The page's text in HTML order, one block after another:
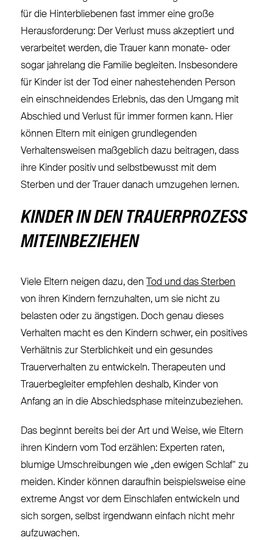
für die Hinterbliebenen fast immer eine große
Herausforderung: Der Verlust muss akzeptiert und
verarbeitet werden, die Trauer kann monate- oder
sogar jahrelang die Familie begleiten. Insbesondere
für Kinder ist der Tod einer nahestehenden Person
ein einschneidendes Erlebnis, das den Umgang mit
Abschied und Verlust für immer formen kann. Hier
können Eltern mit einigen grundlegenden
Verhaltensweisen maßgeblich dazu beitragen, dass
ihre Kinder positiv und selbstbewusst mit dem
Sterben und der Trauer danach umzugehen lernen.
KINDER IN DEN TRAUERPROZESS
MITEINBEZIEHEN
Viele Eltern neigen dazu, den Tod und das Sterben
von ihren Kindern fernzuhalten, um sie nicht zu
belasten oder zu ängstigen. Doch genau dieses
Verhalten macht es den Kindern schwer, ein positives
Verhältnis zur Sterblichkeit und ein gesundes
Trauerverhalten zu entwickeln. Therapeuten und
Trauerbegleiter empfehlen deshalb, Kinder von
Anfang an in die Abschiedsphase miteinzubeziehen.
Das beginnt bereits bei der Art und Weise, wie Eltern
ihren Kindern vom Tod erzählen: Experten raten,
blumige Umschreibungen wie „den ewigen Schlaf“ zu
meiden. Kinder können daraufhin beispielsweise eine
extreme Angst vor dem Einschlafen entwickeln und
sich sorgen, selbst irgendwann einfach nicht mehr
aufzuwachen.